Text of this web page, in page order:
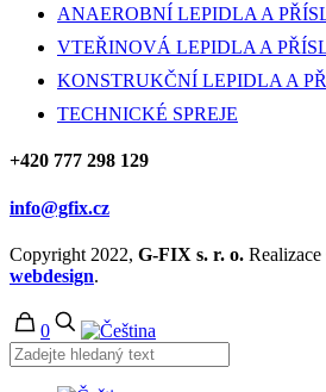
ANAEROBNÍ LEPIDLA A
VTEŘINOVÁ LEPIDLA A
KONSTRUKČNÍ LEPIDLA A
TECHNICKÉ SPREJE
+420 777 298 129
info@gfix.cz
Copyright 2022, G-FIX s. r. o.
webdesign.
0